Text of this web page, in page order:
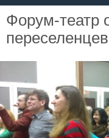
Форум-театр
переселенцев